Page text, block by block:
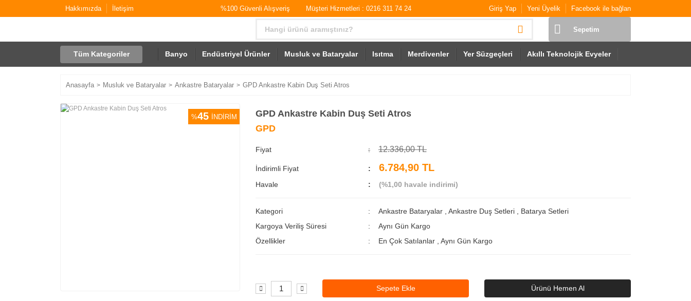
Hakkımızda İletişim %100 Güvenli Alışveriş Müşteri Hizmetleri : 0216 311 74 24 Giriş Yap Yeni Üyelik Facebook ile bağlan
Sepetim
Tüm Kategoriler Banyo Endüstriyel Ürünler Musluk ve Bataryalar Isıtma Merdivenler Yer Süzgeçleri Akıllı Teknolojik Evyeler
Anasayfa Musluk ve Bataryalar Ankastre Bataryalar GPD Ankastre Kabin Duş Seti Atros
%45 İNDİRİM
GPD Ankastre Kabin Duş Seti Atros
GPD
Fiyat 12.336,00 TL
İndirimli Fiyat 6.784,90 TL
Havale (%1,00 havale indirimi)
Kategori Ankastre Bataryalar Ankastre Duş Setleri
Batarya Setleri
Kargoya Veriliş Süresi
Aynı Gün Kargo
Özellikler
En Çok Satılanlar Aynı Gün Kargo
Sepete Ekle Ürünü Hemen Al